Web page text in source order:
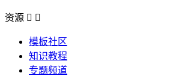
资源  
模板社区
知识教程
专题频道